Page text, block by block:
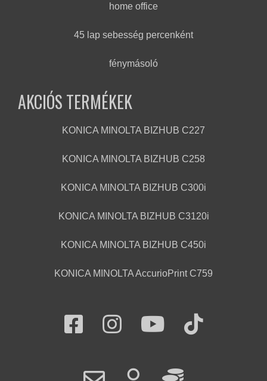
home office
45 lap sebesség percenként
fénymásoló
AKCIÓS TERMÉKEK
KONICA MINOLTA BIZHUB C227
KONICA MINOLTA BIZHUB C258
KONICA MINOLTA BIZHUB C300i
KONICA MINOLTA BIZHUB C3120i
KONICA MINOLTA BIZHUB C450i
KONICA MINOLTA AccurioPrint C759